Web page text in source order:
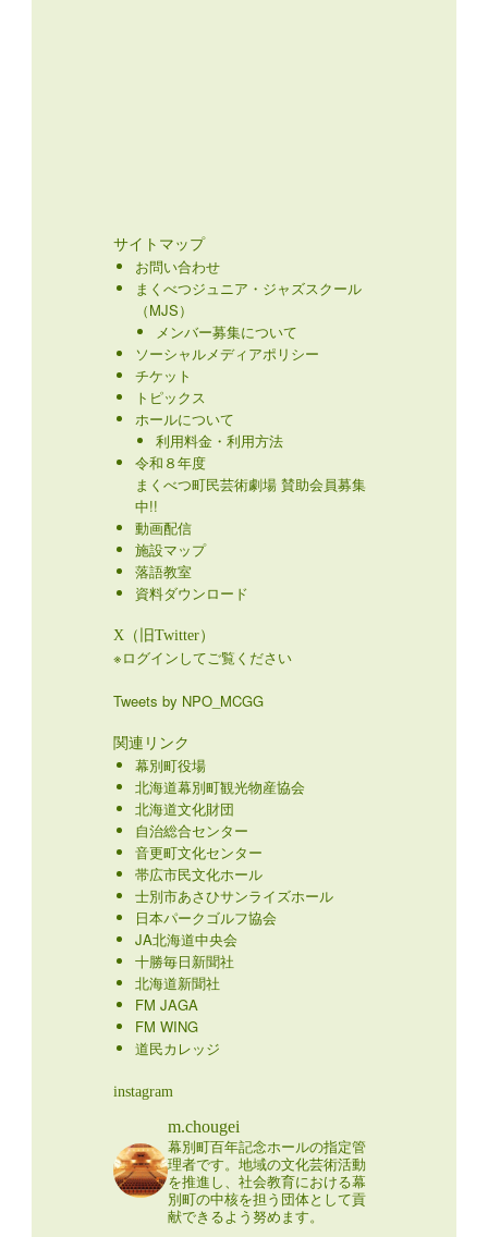
サイトマップ
お問い合わせ
まくべつジュニア・ジャズスクール
（MJS）
メンバー募集について
ソーシャルメディアポリシー
チケット
トピックス
ホールについて
利用料金・利用方法
令和８年度
まくべつ町民芸術劇場 賛助会員募集
中!!
動画配信
施設マップ
落語教室
資料ダウンロード
X（旧Twitter）
※ログインしてご覧ください
Tweets by NPO_MCGG
関連リンク
幕別町役場
北海道幕別町観光物産協会
北海道文化財団
自治総合センター
音更町文化センター
帯広市民文化ホール
士別市あさひサンライズホール
日本パークゴルフ協会
JA北海道中央会
十勝毎日新聞社
北海道新聞社
FM JAGA
FM WING
道民カレッジ
instagram
m.chougei
幕別町百年記念ホールの指定管
理者です。地域の文化芸術活動
を推進し、社会教育における幕
別町の中核を担う団体として貢
献できるよう努めます。